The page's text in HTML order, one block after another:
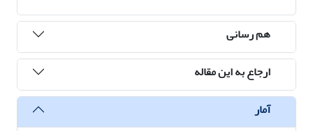
هم رسانی
ارجاع به این مقاله
آمار